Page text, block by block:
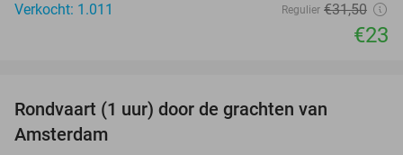
Verkocht: 1.011
Regulier €31,50
€23
Rondvaart (1 uur) door de grachten van
Amsterdam